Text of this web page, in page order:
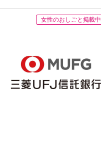
女性のおしごと掲載中